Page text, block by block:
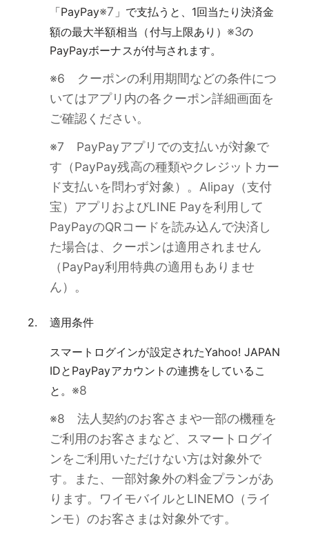
「PayPay※7 」で支払うと、1回当たり決済金
額の最大半額相当（付与上限あり） ※3の
PayPayボーナスが付与されます。
※6 クーポンの利用期間などの条件につ
いてはアプリ内の各クーポン詳細画面を
ご確認ください。
※7 PayPayアプリでの支払いが対象で
す（PayPay残高の種類やクレジットカー
ド支払いを問わず対象）。Alipay（支付
宝）アプリおよびLINE Payを利用して
PayPayのQRコードを読み込んで決済し
た場合は、クーポンは適用されません
（PayPay利用特典の適用もありませ
ん）。
適用条件
スマートログインが設定されたYahoo! JAPAN
IDとPayPayアカウントの連携をしているこ
と。 ※8
※8 法人契約のお客さまや一部の機種を
ご利用のお客さまなど、スマートログイ
ンをご利用いただけない方は対象外で
す。また、一部対象外の料金プランがあ
ります。ワイモバイルとLINEMO（ライ
ンモ）のお客さまは対象外です。